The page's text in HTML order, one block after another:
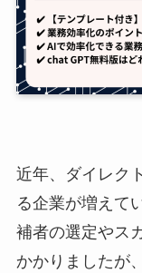
近年、ダイレク
る企業が増えて
補者の選定やス
かかりましたが